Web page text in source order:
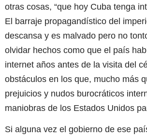
otras cosas, “que hoy Cuba tenga
El barraje propagandístico del
descansa y es malvado pero no
olvidar hechos como que el país
internet años antes de la visita del
obstáculos en los que, mucho más
prejuicios y nudos burocráticos
maniobras de los Estados Unidos
Si alguna vez el gobierno de ese